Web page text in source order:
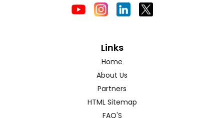
Links
Home
About Us
Partners
HTML Sitemap
FAQ'S